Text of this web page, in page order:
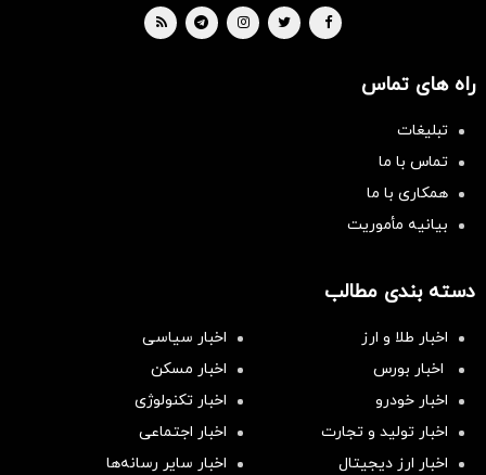
راه های تماس
تبلیغات
تماس با ما
همکاری با ما
بیانیه مأموریت
دسته بندی مطالب
اخبار طلا و ارز
اخبار سیاسی
اخبار بورس
اخبار مسکن
اخبار خودرو
اخبار تکنولوژی
اخبار تولید و تجارت
اخبار اجتماعی
اخبار ارز دیجیتال
اخبار سایر رسانه‌‌ها